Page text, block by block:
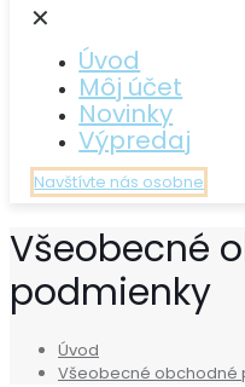
✕
Úvod
Môj účet
Novinky
Výpredaj
Navštívte nás osobne
Všeobecné
podmienky
Úvod
Všeobecné obchodné